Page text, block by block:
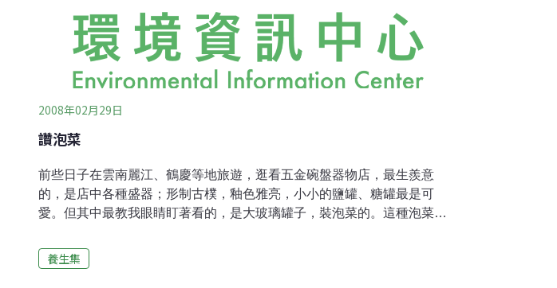
2008年02月29日
讚泡菜
前些日子在雲南麗江、鶴慶等地旅遊，逛看五金碗盤器物店，最生羨意
的，是店中各種盛器；形制古樸，釉色雅亮，小小的鹽罐、糖罐最是可
愛。但其中最教我眼睛盯著看的，是大玻璃罐子，裝泡菜的。這種泡菜罐
活。泡菜罐子，在台灣亦未必見不著，但愈來愈不「家庭化」倒是真的。
甚至在小吃店亦未必家家皆備。然而泡菜的風行馬上又要開始矣。怎麼說
養生集